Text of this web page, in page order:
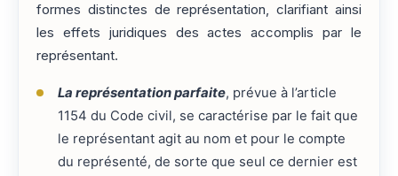
formes distinctes de représentation, clarifiant ainsi
les effets juridiques des actes accomplis par le
représentant.
La représentation parfaite, prévue à l’article
1154 du Code civil, se caractérise par le fait que
le représentant agit au nom et pour le compte
du représenté, de sorte que seul ce dernier est